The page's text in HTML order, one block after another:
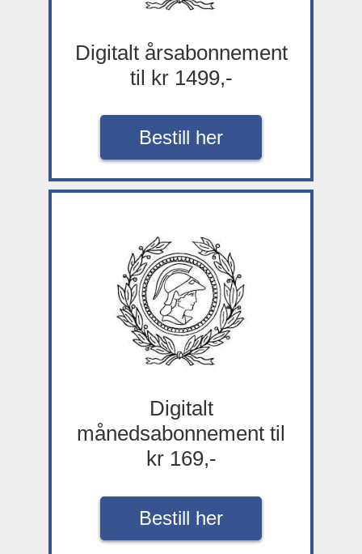
Digitalt årsabonnement
til kr 1499,-
Bestill her
Digitalt
månedsabonnement til
kr 169,-
Bestill her